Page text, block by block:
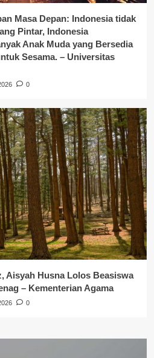
Masa Depan: Indonesia tidak
Pintar, Indonesia
Anak Muda yang Bersedia
Sesama. – Universitas
0
Aisyah Husna Lolos Beasiswa
– Kementerian Agama
0